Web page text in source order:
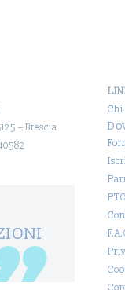
– Brescia
Chi